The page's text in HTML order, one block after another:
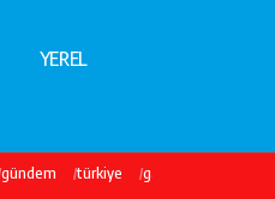
YEREL
gündem türkiye galatasaray